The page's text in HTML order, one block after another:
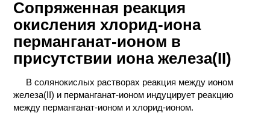
ВРЕДНЫЕ
ФАКТОРЫ
ПРАКТИЧЕСКОЙ
ХИМИИ
Сопряженная реакция
окисления хлорид-иона
перманганат-ионом в
присутствии иона железа(II)
В солянокислых растворах реакция между ионом
железа(II) и перманганат-ионом индуцирует реакцию
между перманганат-ионом и хлорид-ионом.